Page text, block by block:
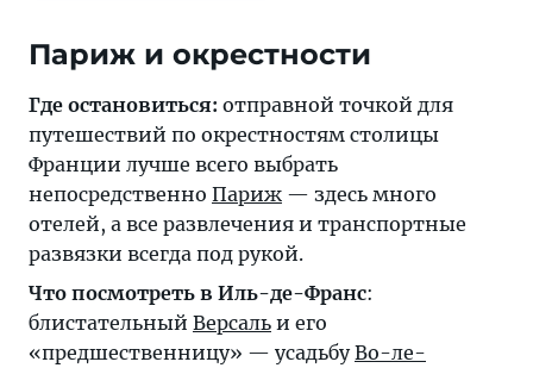
Париж и окрестности
Где остановиться: отправной точкой для
путешествий по окрестностям столицы
Франции лучше всего выбрать
непосредственно Париж — здесь много
отелей, а все развлечения и транспортные
развязки всегда под рукой.
Что посмотреть в Иль-де-Франс:
блистательный Версаль и его
«предшественницу» — усадьбуВо-ле-